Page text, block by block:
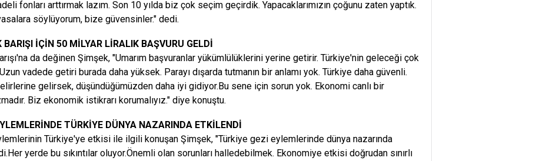
fonları arttırmak lazım. Son 10 yılda biz çok seçim geçirdik. Yapacaklarımızın çoğunu zaten yaptık.
söylüyorum, bize güvensinler." dedi.
BARIŞI İÇİN 50 MİLYAR LİRALIK BAŞVURU GELDİ
da değinen Şimşek, "Umarım başvuranlar yükümlülüklerini yerine getirir. Türkiye'nin geleceği çok
vadede getiri burada daha yüksek. Parayı dışarda tutmanın bir anlamı yok. Türkiye daha güvenli.
gelirsek, düşündüğümüzden daha iyi gidiyor.Bu sene için sorun yok. Ekonomi canlı bir
Biz ekonomik istikrarı korumalıyız." diye konuştu.
TÜRKİYE DÜNYA NAZARINDA ETKİLENDİ
Türkiye'ye etkisi ile ilgili konuşan Şimşek, "Türkiye gezi eylemlerinde dünya nazarında
yerde bu sıkıntılar oluyor.Önemli olan sorunları halledebilmek. Ekonomiye etkisi doğrudan sınırlı